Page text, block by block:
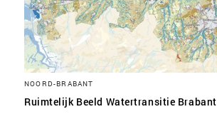
NOORD-BRABANT
Ruimtelijk Beeld Watertransitie Brabant